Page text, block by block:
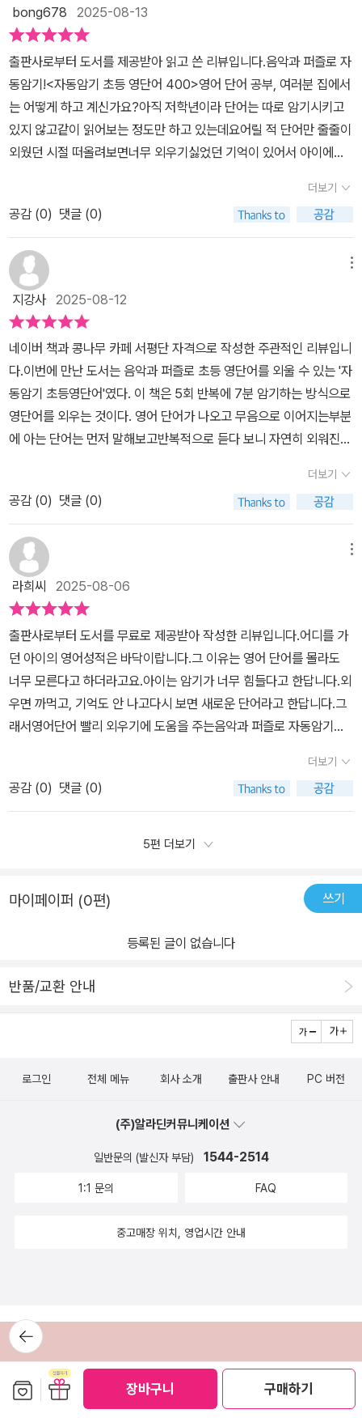
장바구니 구매하기
게 없으니 충분한 시간이라는 생각이 들었다. 책의 구성이 단순하고
심플해서 하나의 루틴으로 자리 잡는다면 큰 도움이 될 것 같았다. 고
학년들에게는 복습차원으로 연습시켜 보면 좋을 것 같은 느낌. 저학
년들은 처음 시작하는 영어를 좀 더 쉽게 외울 수 있을 것 같은 느
낌. 나 같은 성인들에게는 다시금 영어공부를 시작할 자신감을 주는
책인 것 같다.
다.총 50단원으로 구성된 이 책은 음악과 반복 학습을 통해 자동 암
기를 유도하는 초등 영단어 책으로, 과거 필기나 혹은 입으로 달달 외
웠던 단어 암기 방식과는 다르게, 쉽고 재미있게 외울 수 있도록 돕는
다.특히 책의 구성 방식이 놀이처럼 짜여 있어 듣고, 따라 하고, 쓰고,
인식한 후에는 퍼즐을 통해 확장 개념까지 얻을 수 있다.여기에 더해
매 10단원 끝에는 흥미로운 동화에 단어들을 섞어 반복 학습까지 할
수 있도록 짜여 있어, 이를 통해 자연스럽게 재미있는 이야기도 즐기
고, 앞 10단원에서 공부한 단어까지 학습할 수 있다.=====이 책을
읽기 전 체크!=====1. PUR 제본 방식으로 편하게 필기 가능!책에
다. 이 덕분에 넓고 편하게 펼쳐서 쓸 수 있다.2. 학습 방법 가이드 참
고!저자는 이 책과 함께 제공하는 음원과 영상을 함께 잘 활용할 수 있
도록 아주 상세하게 가이드를 제공하고 있다. 혹여 QR코드에 익숙하
지 않은 사람들도 쉽게 따라 할 수 있을 만큼 자세하게 수록되어 있다.
=====자세히 살펴보기=====저자가 안내한 방식대로, 먼저 해
당 단원의 QR코드를 통해 약 7분간 8개의 단어를 반복적으로 듣는
다. 5번 반복되는데, 이때 (한글→영어) 혹은 (영어→한글) 선택에 따
라 순서대로 음원이 흘러나온다.그런데 단어만 반복적으로 흘러나오
는 게 아니라 음악과 함께 단어가 반복된다. 한글과 영어를 발음하는
그 여백 시간에 특정 단어를 먼저 입으로 따라 하게 된다.그렇게 무심
코 듣고 따라 하다 보면 어느새 나도 모르게 집중하게 되는데, 개인적
으로는 특히 발음에 더 귀 기울이며 듣게 되었던 것 같다.초등 영단어
인 만큼 초반에는 아주 쉬운 단어들이 귀에 쏙쏙 들어온다. 그럼에도
불구하고 중간중간 '어라?'하는 느낌이 드는 포인트가 한 번씩 툭툭
흘러나오는데, 한글 뜻풀이 방식이 기존과는 조금 달라 그렇게 느끼
는 듯했다.개인적으로는 이 표현 방식이 한국인들에게 조금 더 맞춰
진 방식이라는 생각이 들었는데, 한글을 영문으로 영작할 때 조금 더
도움이 되는 방식이지 않을까 한다.이렇게 반복적으로 음원을 통해
귀에 익혔다면, 다음은 음악 연상/세 번 쓰기 페이지를 통해 직접 단
어를 써 보며 눈과 손으로 익히는 시간을 가지면 된다.음원/단어/뜻/
발음 기호/사진을 통해 이중, 삼중, 사중으로 단어를 익힐 수 있다. 자
다음으로 퍼즐 연상 페이지에서는 앞서 공부한 단어들을 선으로 그으
며 영어 단어와 한글의 의미를 다시 한번 확인할 수 있다.각 단어들에
는 의미에 따른 다양한 반대말과 한글 문장 예시까지 함께 포함되어
있다. 덧붙여, 한글 뜻풀이에서도 해당 영어 단어가 지닌 다양한 의미
흥미로운 스토리를 만나볼 수 있는데, 우리가 어릴 때 읽었던 동화책
내용들을 활용하여 앞서 배운 영어 단어를 조합하여 재미있게 복습할
구분 없이 자연스럽게 단어의 의미를 파악하는 것은 물론, 스며들 듯
이 영단어를 사용하게 만든다.어떻게 보면 놀이와 학습, 한글과 영어
의 결합에 자연스럽게 노출시키고 있어 딱히 '공부'의 느낌이 들지 않
는 상태로 인식하게 한다.이 책의 타깃은 초등학생을 대상으로 하고
있지만, 보다 쉽게 처음부터 영어를 공부하고자 하는 사람에게도 꽤
게 익히는 것은 쉽지 않기에 보다 흥미롭고, 덜 힘든 방식으로 기초를
때도 각 잡고 듣기보다, 이동 중이나 식사 중에 음악을 듣듯이 틀어놓
으라고 이야기한다. 그렇게 일상 속에서 편안하게 활용하다 보면 어
느새 반복되는 음악과 단어를 저절로 암기하게 될 거라고 말이다.긴
면서 몇 가지 사실은 나 역시 확인했다. 그래서 앞으로도 계속 틈틈이
bong678 2025-08-13
출판사로부터 도서를 제공받아 읽고 쓴 리뷰입니다.음악과 퍼즐로 자
동암기!<자동암기 초등 영단어 400>영어 단어 공부, 여러분 집에서
는 어떻게 하고 계신가요?아직 저학년이라 단어는 따로 암기시키고
있지 않고같이 읽어보는 정도만 하고 있는데요어릴 적 단어만 줄줄이
외웠던 시절 떠올려보면너무 외우기싫었던 기억이 있어서 아이에게
을 했어요이번에 <자동암기 초등 영단어 400>을 살펴보니교육부
선정 어휘 374개와 자주 쓰는 빈도 어휘 26개를 모아총 400개 단
어가 들어가 있더라구요!교육부 선정어휘라면 무조건 알아둬야할 단
어이라 더 주의깊게 봐지는 것 같아요우선 책 자체가 크지 않고 휴대
하기 좋은 사이즈가 부담없었고음악과 퍼즐을 이용한 자동암기 원리
라는 부분에서 어떤지 기대가 컸습니다.영단어를 노래를 듣는 듯 계
속듣다보면 암기되게 끔 그런 원리로 만들어졌더라구요계속적으로
반복해서 듣다보면 영어단어와 단어의 뜻을 자연스럽게 암기되게끔
QR코드로 제작되어 있고수차례 듣다보면 아이가 단어의 뜻을 말하
기도 합니다ㅎㅎQR코드를 찍으면 영어→한글과 한글→영어 두 가
지 버전으로 음원을 들을 수 있고난이도에 맞춰 선택 가능하고, 5회
반복을 들어도 7분 정도밖에 걸리지 않아서 짬나는 시간에 부담없이
틀어놓아도 될것 같더라구요!!총 50챕터로 하루에 8개씩 학습하면
되고2개월 학습계획표도 제공해줍니다.이제 영단어를 공부해야하는
시키고 싶으신 부모님들까지<자동암기 초등 영단어 400>으로 시작
해보세요 출판사로부터 도서를 제공받아 읽고 쓴 리뷰입니다.#자동
암기초등영단어400 #황의민 #마이클리시
더보기
공감 (0) 댓글 (0)
지강사 2025-08-12
네이버 책과 콩나무 카페 서평단 자격으로 작성한 주관적인 리뷰입니
다.이번에 만난 도서는 음악과 퍼즐로 초등 영단어를 외울 수 있는 '자
동암기 초등영단어'였다. 이 책은 5회 반복에 7분 암기하는 방식으로
영단어를 외우는 것이다. 영어 단어가 나오고 무음으로 이어지는부분
에 아는 단어는 먼저 말해보고반복적으로 듣다 보니 자연히 외워진
외워진다고한다. 영단어 외우는 게 정말 쉽지 않았는데아이가 재밌게
암기할 수 있는 방법이 있다면 무엇이든 해보고 싶다.​책의 저자는 자
신이 영어를 잘 못 했던 게큰 도움이 되었다고 한다. 이유는 '학생 입
장'에서 생각하며 설명하기 때문이다.​아무리 명강사라도 진도가 너무
빠르고내용이 어려우면 무용지물이다. 쉽게 가르치는 선생님이 최고
다.​저자는 약 15년가량 50권 넘는 영어책을 출간했고 현재는 '마이
클리시'출판사를 운영 중이다. 우리 아이 주변 친구들도 영어유치원,
영어 학원, 원어민 과외 등 많이 하고있다. 아들은 유치원에서 하는 영
어 과목을집에 와서 복습하고 나와 함께 알파벳과파닉스 공부를 하고
있다.​저자도 대학생 때 만난 영어선생님 덕분에영어가 재밌었고 영어
전공수업을 들으며강사의 꿈을 키우기 시작했듯이 지금이 딱적당한
때라고 생각하며 재미있는 공부 방법을아이에게 찾아주고 싶다.​이 책
의 공부 방식이 어떤지 해서 유튜브도 구독하며 운전하며 듣고 있는
데 정말 좋다.​자연스럽게 외워진다. 영어가 나오고 잠시무음 부분에
활용해 보며 자연스럽게 친해지게 하고싶다.​이 시리즈는 초등, 중등
어를외울 수 있다고 하니 나도 앞으로 쭉 함께가볼 생각이다. ​영어를
처음 배우는 우리 아들에게는 우선듣기만, 둘째 날에는 듣기+교재를
이용해서이틀에 1단원씩 익히는 방식으로 활용할 계획이다. 아이 덕
무료 영단어 스터디를진행한다고 하니 참여해 봐야겠다. 선한 영향력
을 만드는데 주로 사용했다고한다. 좋은 책을 저렴한 가격에 판매하
어집 찾으시는 분들, 쉽고 잘 외워지는 초등학생영어 단어책 필요하
더보기
공감 (0) 댓글 (0)
라희씨 2025-08-06
출판사로부터 도서를 무료로 제공받아 작성한 리뷰입니다.​​어디를 가
던 아이의 영어성적은 바닥이랍니다.그 이유는 영어 단어를 몰라도
너무 모른다고 하더라고요.아이는 암기가 너무 힘들다고 한답니다.외
우면 까먹고, 기억도 안 나고다시 보면 새로운 단어라고 한답니다.그
래서영어단어 빨리 외우기에 도움을 주는음악과 퍼즐로 자동암기초
로 자동암기 초등 영단어는특허출원 중인 자동암기 원리로영어 단어
를 자동으로 암기할 수 있는 도서더라고요.심지어자동암기 초등 영단
어는음악 연상 동영상까지 제공해 준답니다.​듣기만 하면 진짜 자동암
기되는자동암기 초등 영단어 400음원도 다양하면서QR코드 사용법
이의 성향에 맞게 골라서 음원을 듣는답니다.​​초등영어단어책 자동암
기 초등 영단어 400이미지를 보며 단어의 의미를 이해하고단어를
세 찾아지는 게 아니라머리속으로 생각을 깊게 하게 만든답니다.이렇
요.​초등학생 영어 단어자동암기 초등 영단어 400이미지를 연결시켜
단어의 의를 알고단어를 따라 써 봤으니퍼즐을 맞춰가며 단어가 자동
암기 된답니다.​다른 친구들은 안 그런가요?저희 집 아이는 영어 이름
다고 하더라고요.​그래서 어떻게 영어 이름을 알려줘야 하나영어 이름
이번에듣기만 하면 진짜 자동암기되는자동암기 초등 영단어 400을
만나면서 한 번에 해결됐답니다.​초등 영단어 책 속에영어 이름 만들
더보기
공감 (0) 댓글 (0)
5편 더보기
마이페이퍼 (0편) 쓰기
등록된 글이 없습니다
반품/교환 안내
뒤로가
기
로그인 전체 메뉴 회사 소개 출판사 안내 PC 버전
(주)알라딘커뮤니케이션
일반문의 (발신자 부담) 1544-2514
1:1 문의 FAQ
중고매장 위치, 영업시간 안내